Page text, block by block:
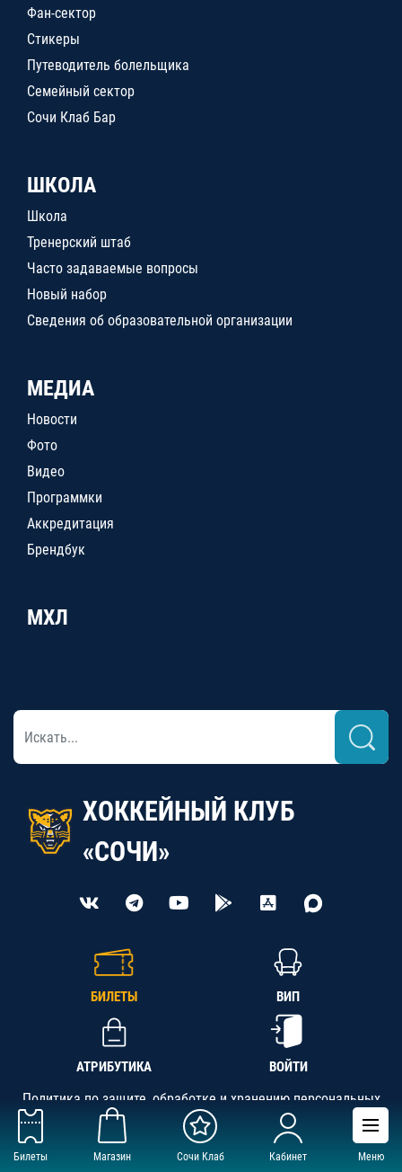
Билеты Магазин Сочи Клаб Кабинет Меню
Фан-сектор
Стикеры
Путеводитель болельщика
Семейный сектор
Сочи Клаб Бар
ШКОЛА
Школа
Тренерский штаб
Часто задаваемые вопросы
Новый набор
Сведения об образовательной организации
МЕДИА
Новости
Фото
Видео
Программки
Аккредитация
Брендбук
МХЛ
ХОККЕЙНЫЙ КЛУБ
«СОЧИ»
БИЛЕТЫ ВИП
АТРИБУТИКА ВОЙТИ
Политика по защите, обработке и хранению персональных
данных
АНО «СК «Кубань-Регион», ОГРН 1142300002349,